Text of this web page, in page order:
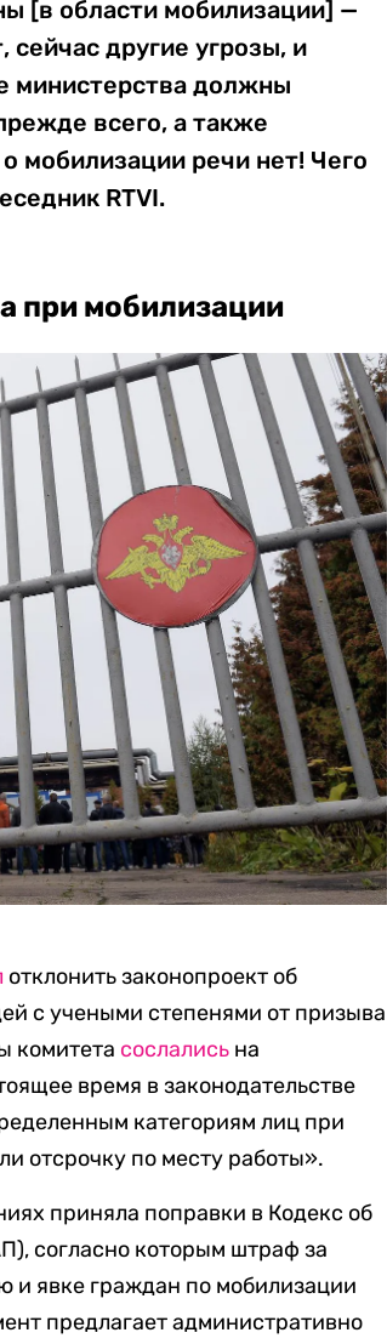
[в области мобилизации] —
другие угрозы, и
министерства должны
всего, а также
мобилизации речи нет! Чего
RTVI.
при мобилизации
отклонить законопроект об
с учеными степенями от призыва
комитета сослались на
время в законодательстве
категориям лиц при
отсрочку по месту работы».
приняла поправки в Кодекс об
согласно которым штраф за
и явке граждан по мобилизации
предлагает административно